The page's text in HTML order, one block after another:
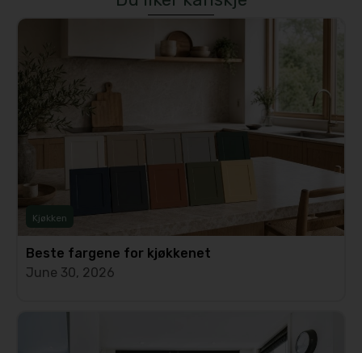
Kjøkken
Beste fargene for kjøkkenet
June 30, 2026